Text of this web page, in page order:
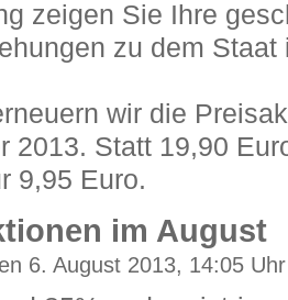
zeigen Sie Ihre
zu dem Staat
wir die
2013. Statt 19,90
9,95 Euro.
im August
6. August 2013, 14:05 Uhr